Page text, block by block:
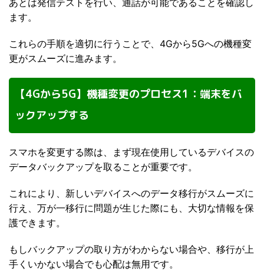
あとは発信テストを行い、通話が可能であることを確認し
ます。
これらの手順を適切に行うことで、4Gから5Gへの機種変
更がスムーズに進みます。
【4Gから5G】機種変更のプロセス1：端末をバ
ックアップする
スマホを変更する際は、まず現在使用しているデバイスの
データバックアップを取ることが重要です。
これにより、新しいデバイスへのデータ移行がスムーズに
行え、万が一移行に問題が生じた際にも、大切な情報を保
護できます。
もしバックアップの取り方がわからない場合や、移行が上
手くいかない場合でも心配は無用です。